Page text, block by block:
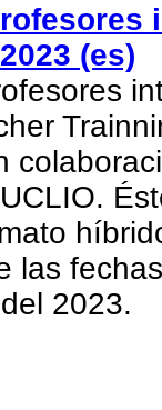
(es)
las
2023.